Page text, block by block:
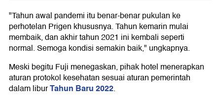
"Tahun awal pandemi itu benar-benar pukulan ke
perhotelan Prigen khususnya. Tahun kemarin mulai
membaik, dan akhir tahun 2021 ini kembali seperti
normal. Semoga kondisi semakin baik," ungkapnya.
Meski begitu Fuji menegaskan, pihak hotel menerapkan
aturan protokol kesehatan sesuai aturan pemerintah
dalam liburTahun Baru 2022.